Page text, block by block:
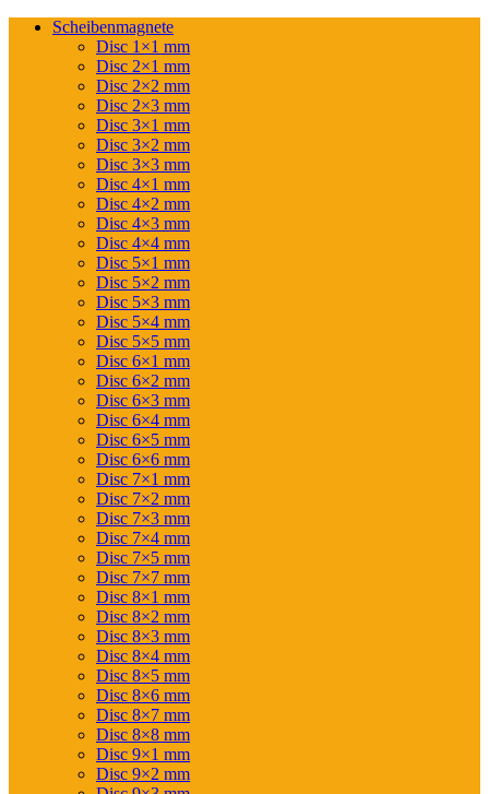
Scheibenmagnete
Disc 1×1 mm
Disc 2×1 mm
Disc 2×2 mm
Disc 2×3 mm
Disc 3×1 mm
Disc 3×2 mm
Disc 3×3 mm
Disc 4×1 mm
Disc 4×2 mm
Disc 4×3 mm
Disc 4×4 mm
Disc 5×1 mm
Disc 5×2 mm
Disc 5×3 mm
Disc 5×4 mm
Disc 5×5 mm
Disc 6×1 mm
Disc 6×2 mm
Disc 6×3 mm
Disc 6×4 mm
Disc 6×5 mm
Disc 6×6 mm
Disc 7×1 mm
Disc 7×2 mm
Disc 7×3 mm
Disc 7×4 mm
Disc 7×5 mm
Disc 7×7 mm
Disc 8×1 mm
Disc 8×2 mm
Disc 8×3 mm
Disc 8×4 mm
Disc 8×5 mm
Disc 8×6 mm
Disc 8×7 mm
Disc 8×8 mm
Disc 9×1 mm
Disc 9×2 mm